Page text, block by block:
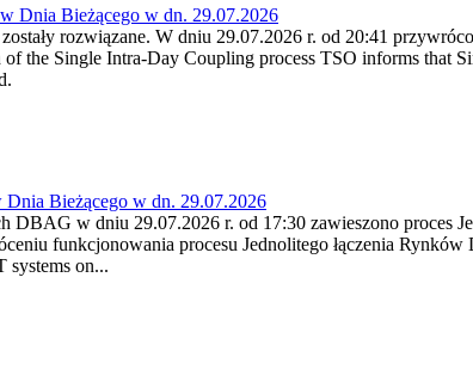
Dnia Bieżącego w dn. 29.07.2026
rozwiązane. W dniu 29.07.2026 r. od 20:41
the Single Intra-Day Coupling process TSO informs that
Dnia Bieżącego w dn. 29.07.2026
w dniu 29.07.2026 r. od 17:30 zawieszono proces
funkcjonowania procesu Jednolitego łączenia
on...